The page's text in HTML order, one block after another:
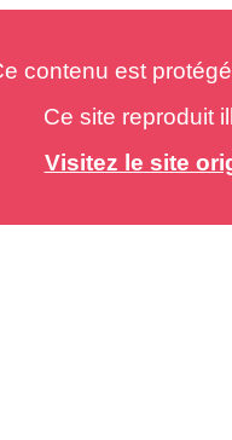
contenu est
Ce site reproduit
Visitez le site